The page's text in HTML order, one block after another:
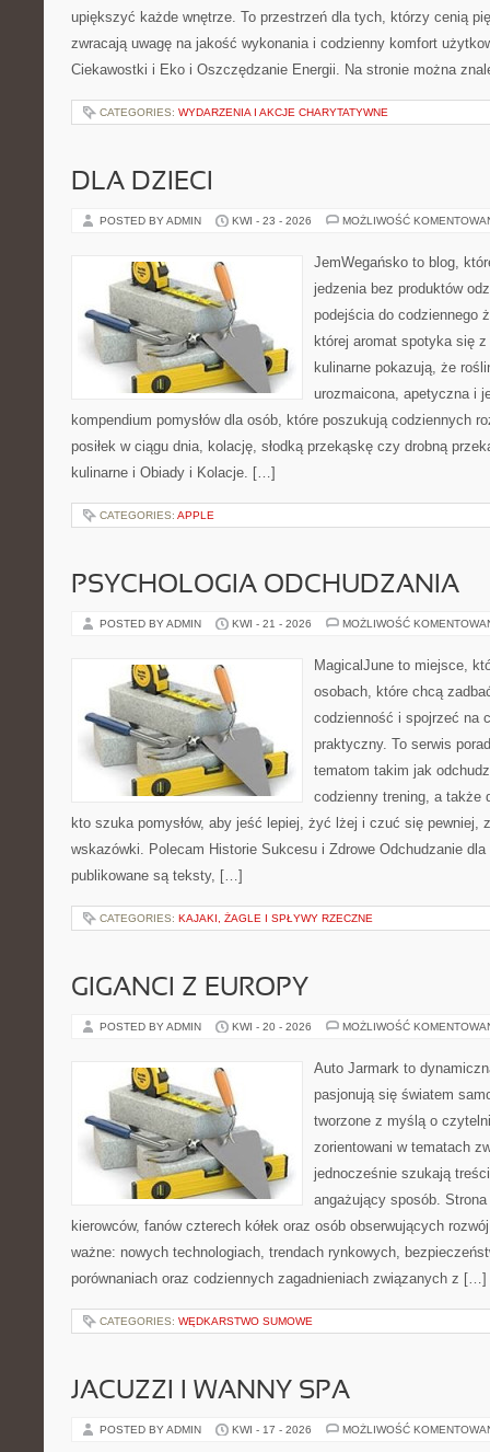
upiększyć każde wnętrze. To przestrzeń dla tych, którzy cenią
zwracają uwagę na jakość wykonania i codzienny komfort
Ciekawostki i Eko i Oszczędzanie Energii. Na stronie można
CATEGORIES: WYDARZENIA I AKCJE CHARYTATYWNE
DLA DZIECI
POSTED BY ADMIN KWI - 23 - 2026 MOŻLIWOŚĆ
JemWegańsko to blog,
jedzenia bez produktów
podejścia do codziennego
której aromat spotyka się
kulinarne pokazują, że
urozmaicona, apetyczna i
kompendium pomysłów dla osób, które poszukują codziennych
posiłek w ciągu dnia, kolację, słodką przekąskę czy drobną
kulinarne i Obiady i Kolacje. […]
CATEGORIES: APPLE
PSYCHOLOGIA ODCHUDZANIA
POSTED BY ADMIN KWI - 21 - 2026 MOŻLIWOŚĆ
MagicalJune to miejsce,
osobach, które chcą
codzienność i spojrzeć na
praktyczny. To serwis
tematom takim jak
codzienny trening, a także
kto szuka pomysłów, aby jeść lepiej, żyć lżej i czuć się pewniej,
wskazówki. Polecam Historie Sukcesu i Zdrowe Odchudzanie
publikowane są teksty, […]
CATEGORIES: KAJAKI, ŻAGLE I SPŁYWY RZECZNE
GIGANCI Z EUROPY
POSTED BY ADMIN KWI - 20 - 2026 MOŻLIWOŚĆ
Auto Jarmark to
pasjonują się światem
tworzone z myślą o
zorientowani w tematach
jednocześnie szukają
angażujący sposób.
kierowców, fanów czterech kółek oraz osób obserwujących
ważne: nowych technologiach, trendach rynkowych,
porównaniach oraz codziennych zagadnieniach związanych z […]
CATEGORIES: WĘDKARSTWO SUMOWE
JACUZZI I WANNY SPA
POSTED BY ADMIN KWI - 17 - 2026 MOŻLIWOŚĆ